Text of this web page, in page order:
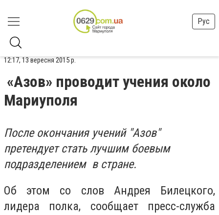
Рус
12:17, 13 вересня 2015 р.
«Азов» проводит учения около
Мариуполя
После окончания учений "Азов"
претендует стать лучшим боевым
подразделением в стране.
Об этом со слов Андрея Билецкого,
лидера полка, сообщает пресс-служба